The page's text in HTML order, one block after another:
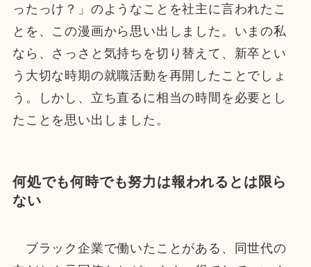
ったっけ？」のようなことを社主に言われたこ
とを、この漫画から思い出しました。いまの私
なら、さっさと気持ちを切り替えて、新卒とい
う大切な時期の就職活動を再開したことでしょ
う。しかし、立ち直るに相当の時間を必要とし
たことを思い出しました。
何処でも何時でも努力は報われるとは限ら
ない
ブラック企業で働いたことがある、同世代の